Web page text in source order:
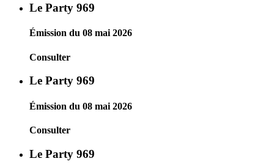
Le Party 969
Émission du 08 mai 2026
Consulter
Le Party 969
Émission du 08 mai 2026
Consulter
Le Party 969